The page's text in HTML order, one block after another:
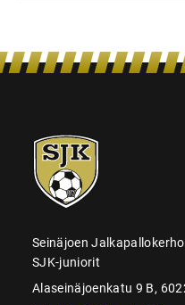
SJK-
juniorit
Seinäjoen
SJK-juniorit
Alaseinäjoenkatu 9 B,